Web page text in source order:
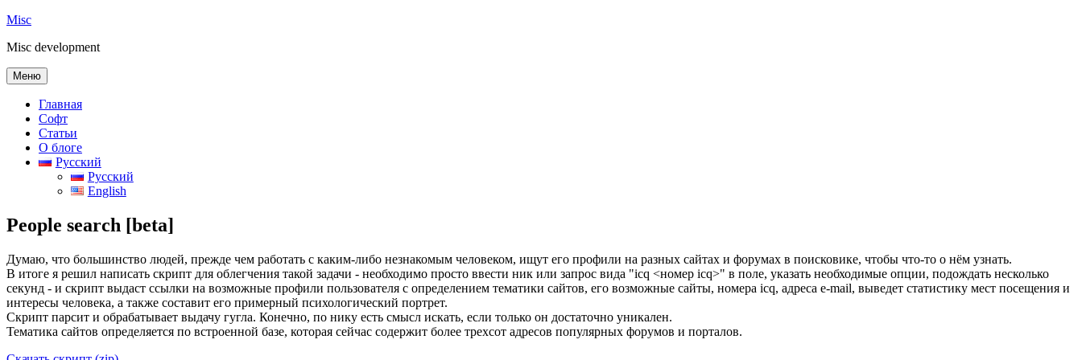
Перейти
содержимому
Misc
Misc development
Меню
Главная
Софт
Статьи
О блоге
Русский
Русский
English
People search [beta]
Думаю, что большинство людей, прежде чем работать с каким-либо незнакомым человеком, ищут его профили на разных сайтах и форумах в поисковике, чтобы что-то о нём узнать.
В итоге я решил написать скрипт для облегчения такой задачи - необходимо просто ввести ник или запрос вида "icq <номер icq>" в поле, указать необходимые опции, подождать несколько
секунд - и скрипт выдаст ссылки на возможные профили пользователя с определением тематики сайтов, его возможные сайты, номера icq, адреса e-mail, выведет статистику мест посещения и
интересы человека, а также составит его примерный психологический портрет.
Скрипт парсит и обрабатывает выдачу гугла. Конечно, по нику есть смысл искать, если только он достаточно уникален.
Тематика сайтов определяется по встроенной базе, которая сейчас содержит более трехсот адресов популярных форумов и порталов.